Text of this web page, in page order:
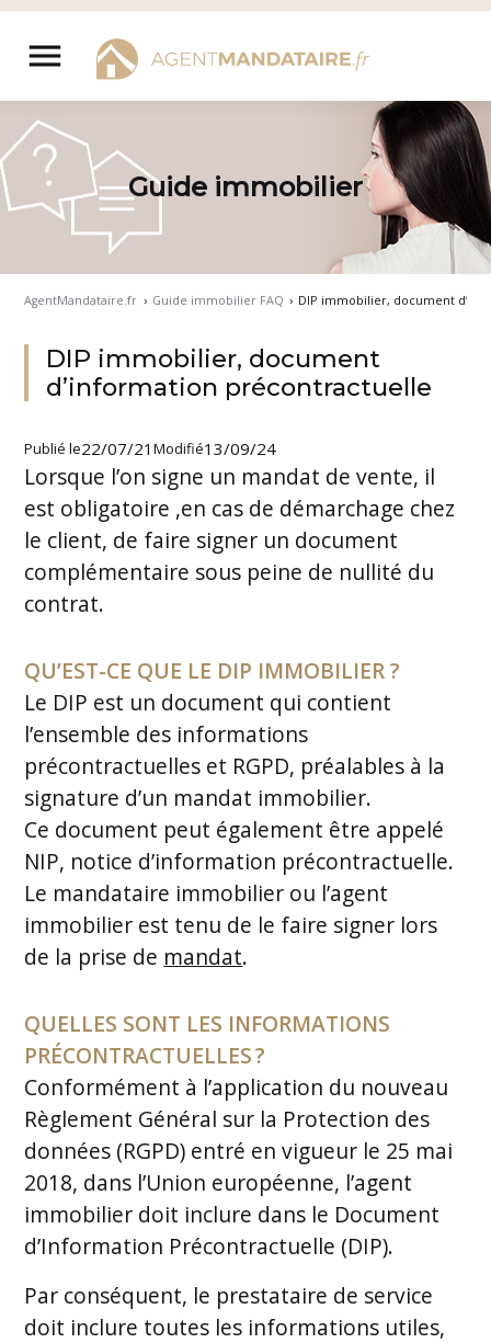
Aller
contenu
menu
Guide immobilier
AgentMandataire.fr › Guide immobilier FAQ › DIP immobilier, document
DIP immobilier, document
d’information précontractuelle
Publié le22/07/21Modifié13/09/24
Lorsque l’on signe un mandat de vente, il
est obligatoire ,en cas de démarchage chez
le client, de faire signer un document
complémentaire sous peine de nullité du
contrat.
QU’EST-CE QUE LE DIP IMMOBILIER ?
Le DIP est un document qui contient
l’ensemble des informations
précontractuelles et RGPD, préalables à la
signature d’un mandat immobilier.
Ce document peut également être appelé
NIP, notice d’information précontractuelle.
Le mandataire immobilier ou l’agent
immobilier est tenu de le faire signer lors
de la prise de mandat.
QUELLES SONT LES INFORMATIONS
PRÉCONTRACTUELLES ?
Conformément à l’application du nouveau
Règlement Général sur la Protection des
données (RGPD) entré en vigueur le 25 mai
2018, dans l’Union européenne, l’agent
immobilier doit inclure dans le Document
d’Information Précontractuelle (DIP).
Par conséquent, le prestataire de service
doit inclure toutes les informations utiles,